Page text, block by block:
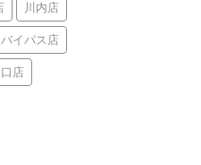
川内店
イパス店
店